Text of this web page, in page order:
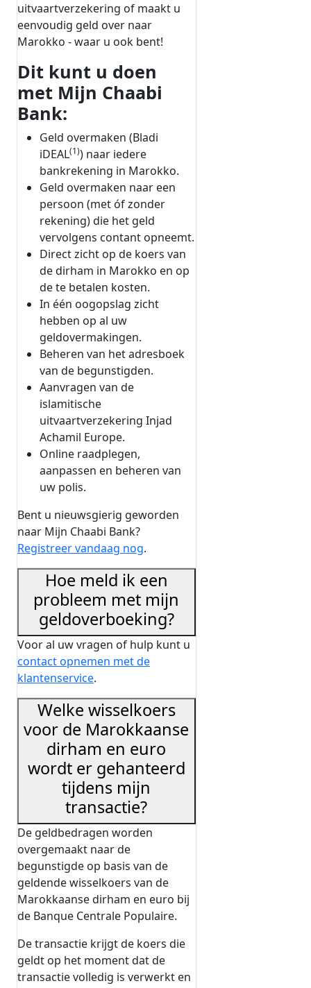
uitvaartverzekering of maakt u
eenvoudig geld over naar
Marokko - waar u ook bent!
Dit kunt u doen
met Mijn Chaabi
Bank:
Geld overmaken (Bladi
iDEAL(1)) naar iedere
bankrekening in Marokko.
Geld overmaken naar een
persoon (met óf zonder
rekening) die het geld
vervolgens contant opneemt.
Direct zicht op de koers van
de dirham in Marokko en op
de te betalen kosten.
In één oogopslag zicht
hebben op al uw
geldovermakingen.
Beheren van het adresboek
van de begunstigden.
Aanvragen van de
islamitische
uitvaartverzekering Injad
Achamil Europe.
Online raadplegen,
aanpassen en beheren van
uw polis.
Bent u nieuwsgierig geworden
naar Mijn Chaabi Bank?
Registreer vandaag nog.
Hoe meld ik een
probleem met mijn
geldoverboeking?
Voor al uw vragen of hulp kunt u
contact opnemen met de
klantenservice.
Welke wisselkoers
voor de Marokkaanse
dirham en euro
wordt er gehanteerd
tijdens mijn
transactie?
De geldbedragen worden
overgemaakt naar de
begunstigde op basis van de
geldende wisselkoers van de
Marokkaanse dirham en euro bij
de Banque Centrale Populaire.
De transactie krijgt de koers die
geldt op het moment dat de
transactie volledig is verwerkt en